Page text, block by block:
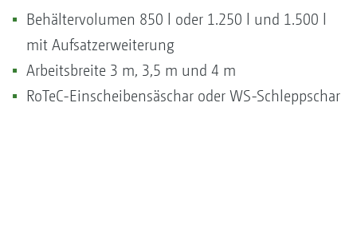
Behältervolumen 850 l oder 1.250 l und 1.500 l
mit Aufsatzerweiterung
Arbeitsbreite 3 m, 3,5 m und 4 m
RoTeC-Einscheibensäschar oder WS-Schleppschar